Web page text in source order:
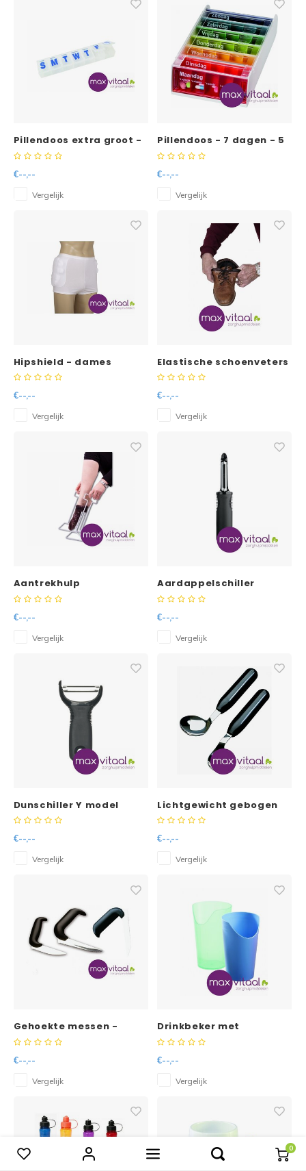
0
Pillendoos extra groot -
7 dagen - 1 vak per dag
€--,--
Vergelijk
Pillendoos - 7 dagen - 5
vakken per dag
€--,--
Vergelijk
Hipshield - dames
€--,--
Vergelijk
Elastische schoenveters
-
€--,--
Vergelijk
Aantrekhulp
steunkousen (frame)
€--,--
Vergelijk
Aardappelschiller
€--,--
Vergelijk
Dunschiller Y model
€--,--
Vergelijk
Lichtgewicht gebogen
lepel -
€--,--
Vergelijk
Gehoekte messen -
€--,--
Vergelijk
Drinkbeker met
neusuitsparing
€--,--
Vergelijk
Vergelijk producten 0